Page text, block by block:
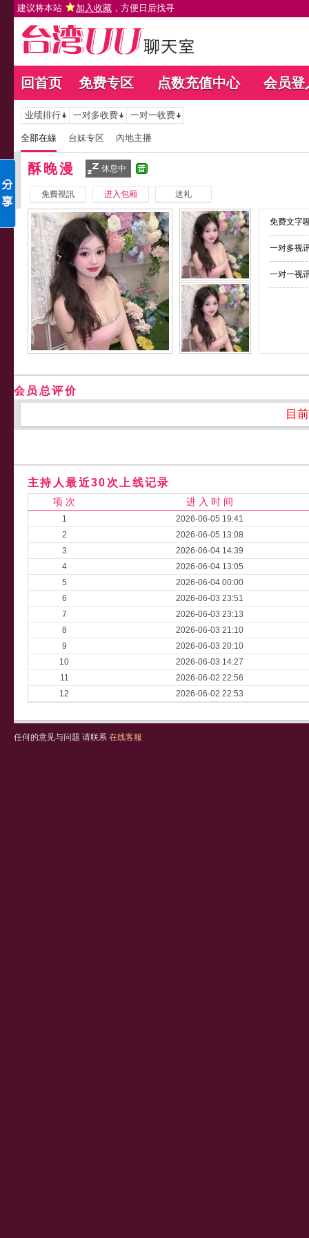
建议将本站 加入收藏 ，方便日后找寻
回首页 免费专区 点数充值中心 会员登
业绩排行 一对多收费 一对一收费
全部在線 台妹专区 內地主播
酥晚漫 休息中
免費視訊 进入包厢 送礼
免费文字
一对多视
一对一视
会员总评价
目
主持人最近30次上线记录
项 次 进 入 时 间
1
2026-06-05 19:41
2
2026-06-05 13:08
3
2026-06-04 14:39
4
2026-06-04 13:05
5
2026-06-04 00:00
6
2026-06-03 23:51
7
2026-06-03 23:13
8
2026-06-03 21:10
9
2026-06-03 20:10
10
2026-06-03 14:27
11
2026-06-02 22:56
12
2026-06-02 22:53
任何的意见与问题 请联系 在线客服